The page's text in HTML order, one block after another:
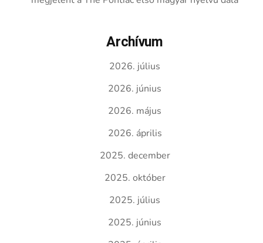
Archívum
2026. július
2026. június
2026. május
2026. április
2025. december
2025. október
2025. július
2025. június